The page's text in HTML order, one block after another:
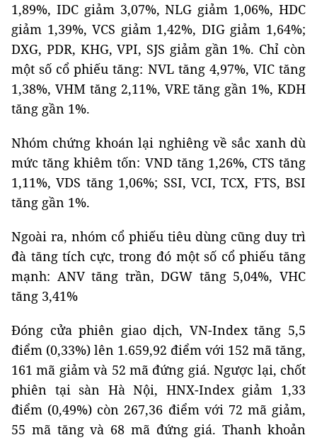
1,89%, IDC giảm 3,07%, NLG giảm 1,06%, HDC
giảm 1,39%, VCS giảm 1,42%, DIG giảm 1,64%;
DXG, PDR, KHG, VPI, SJS giảm gần 1%. Chỉ còn
một số cổ phiếu tăng: NVL tăng 4,97%, VIC tăng
1,38%, VHM tăng 2,11%, VRE tăng gần 1%, KDH
tăng gần 1%.
Nhóm chứng khoán lại nghiêng về sắc xanh dù
mức tăng khiêm tốn: VND tăng 1,26%, CTS tăng
1,11%, VDS tăng 1,06%; SSI, VCI, TCX, FTS, BSI
tăng gần 1%.
Ngoài ra, nhóm cổ phiếu tiêu dùng cũng duy trì
đà tăng tích cực, trong đó một số cổ phiếu tăng
mạnh: ANV tăng trần, DGW tăng 5,04%, VHC
tăng 3,41%
Đóng cửa phiên giao dịch, VN-Index tăng 5,5
điểm (0,33%) lên 1.659,92 điểm với 152 mã tăng,
161 mã giảm và 52 mã đứng giá. Ngược lại, chốt
phiên tại sàn Hà Nội, HNX-Index giảm 1,33
điểm (0,49%) còn 267,36 điểm với 72 mã giảm,
55 mã tăng và 68 mã đứng giá. Thanh khoản